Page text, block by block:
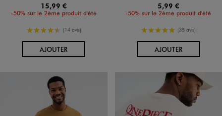
15,99 €
-50% sur le 2ème produit d'été
4.5/5 de moyenne
(14 avis)
AJOUTERAU PANIER
5,99 €
-50% sur le 2ème produit d'été
5/5 de moyenne
(35 avis)
AJOUTERAU PANIER